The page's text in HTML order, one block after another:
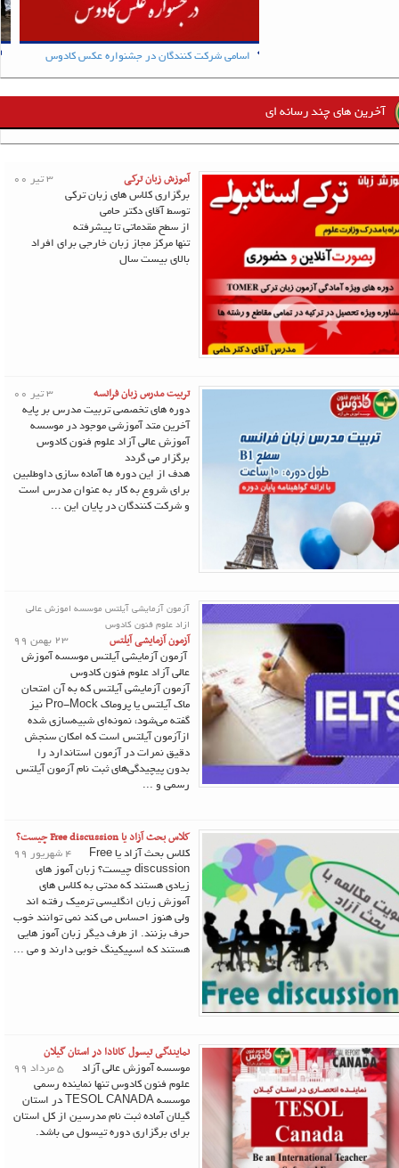
اسامی شرکت کنندگان در جشنواره عکس کادوس
آخرین های چند رسانه ای
آموزش زبان ترکی
3 تیر 00
برگزاری کلاس های زبان ترکی
توسط آقای دکتر حامی
از سطح مقدماتی تا پیشرفته
تنها مرکز مجاز زبان خارجی برای افراد
بالای بیست سال
تربیت مدرس زبان فرانسه
3 تیر 00
دوره های تخصصی تربیت مدرس بر پایه
آخرین متد آموزشی موجود در موسسه
آموزش عالی آزاد علوم فنون کادوس
برگزار می گردد
هدف از این دوره ها آماده سازی داوطلبین
برای شروع به کار به عنوان مدرس است
و شرکت کنندگان در پایان این ...
آزمون آزمایشی آیلتس موسسه اموزش عالی
ازاد علوم فنون کادوس
آزمون آزمایشی آیلتس
23 بهمن 99
آزمون آزمایشی آیلتس موسسه آموزش
عالی آزاد علوم فنون کادوس
آزمون آزمایشی آیلتس که به آن امتحان
ماک آیلتس یا پروماک‌ Pro-Mock نیز
گفته می‌شود، نمونه‌ای شبیه‌سازی شده
ازآزمون آیلتس است که امکان سنجش
دقیق نمرات در آزمون استاندارد را
بدون پیچیدگی‌های ثبت نام آزمون آیلتس
رسمی و ...
کلاس بحث آزاد یا Free discussion چیست؟
4 شهریور 99
کلاس بحث آزاد یا Free
discussion چیست؟ زبان آموز های
زیادی هستند که مدتی به کلاس های
آموزش زبان انگلیسی ترمیک رفته اند
ولی هنوز احساس می کند نمی توانند خوب
حرف بزنند. از طرف دیگر زبان آموز هایی
هستند که اسپیکینگ خوبی دارند و می ...
نمایندگی تیسول کانادا در استان گیلان
5 مرداد 99
موسسه آموزش عالی آزاد
علوم فنون کادوس تنها نماینده رسمی
موسسه TESOL CANADA در استان
گیلان آماده ثبت نام مدرسین از کل استان
برای برگزاری دوره تیسول می باشد.